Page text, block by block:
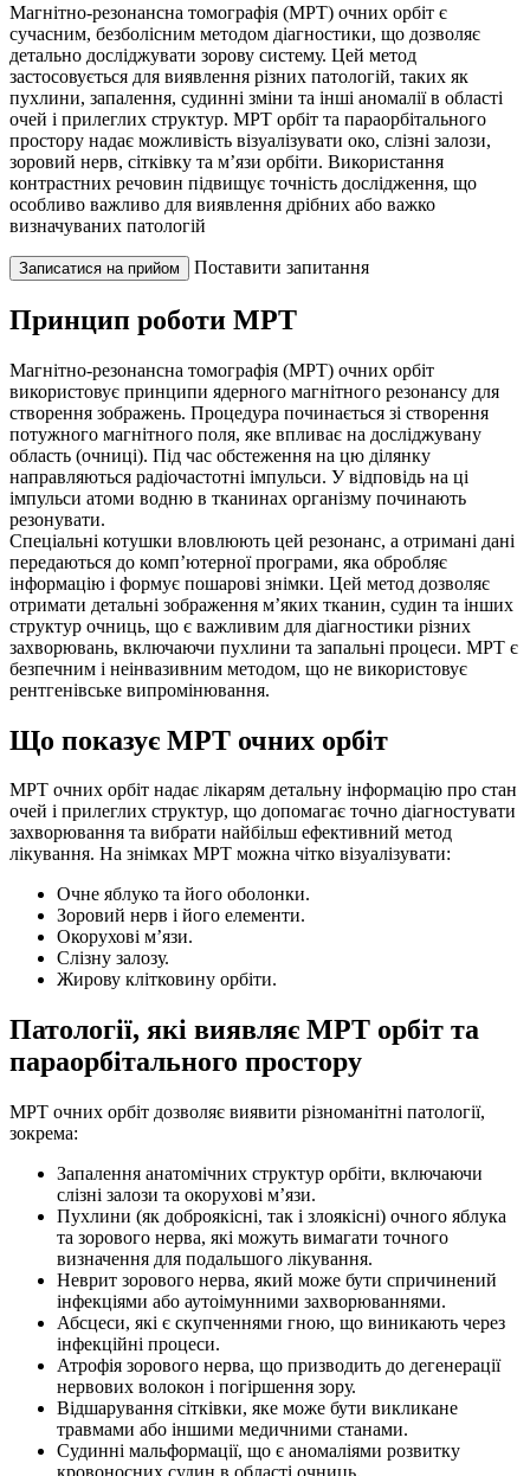
Магнітно-резонансна томографія (МРТ) очних орбіт є
сучасним, безболісним методом діагностики, що дозволяє
детально досліджувати зорову систему. Цей метод
застосовується для виявлення різних патологій, таких як
пухлини, запалення, судинні зміни та інші аномалії в області
очей і прилеглих структур. МРТ орбіт та параорбітального
простору надає можливість візуалізувати око, слізні залози,
зоровий нерв, сітківку та м’язи орбіти. Використання
контрастних речовин підвищує точність дослідження, що
особливо важливо для виявлення дрібних або важко
визначуваних патологій
Записатися на прийом Поставити запитання
Принцип роботи МРТ
Магнітно-резонансна томографія (МРТ) очних орбіт
використовує принципи ядерного магнітного резонансу для
створення зображень. Процедура починається зі створення
потужного магнітного поля, яке впливає на досліджувану
область (очниці). Під час обстеження на цю ділянку
направляються радіочастотні імпульси. У відповідь на ці
імпульси атоми водню в тканинах організму починають
резонувати.
Спеціальні котушки вловлюють цей резонанс, а отримані дані
передаються до комп’ютерної програми, яка обробляє
інформацію і формує пошарові знімки. Цей метод дозволяє
отримати детальні зображення м’яких тканин, судин та інших
структур очниць, що є важливим для діагностики різних
захворювань, включаючи пухлини та запальні процеси. МРТ є
безпечним і неінвазивним методом, що не використовує
рентгенівське випромінювання.
Що показує МРТ очних орбіт
МРТ очних орбіт надає лікарям детальну інформацію про стан
очей і прилеглих структур, що допомагає точно діагностувати
захворювання та вибрати найбільш ефективний метод
лікування. На знімках МРТ можна чітко візуалізувати:
Очне яблуко та його оболонки.
Зоровий нерв і його елементи.
Окорухові м’язи.
Слізну залозу.
Жирову клітковину орбіти.
Патології, які виявляє МРТ орбіт та
параорбітального простору
МРТ очних орбіт дозволяє виявити різноманітні патології,
зокрема:
Запалення анатомічних структур орбіти, включаючи
слізні залози та окорухові м’язи.
Пухлини (як доброякісні, так і злоякісні) очного яблука
та зорового нерва, які можуть вимагати точного
визначення для подальшого лікування.
Неврит зорового нерва, який може бути спричинений
інфекціями або аутоімунними захворюваннями.
Абсцеси, які є скупченнями гною, що виникають через
інфекційні процеси.
Атрофія зорового нерва, що призводить до дегенерації
нервових волокон і погіршення зору.
Відшарування сітківки, яке може бути викликане
травмами або іншими медичними станами.
Судинні мальформації, що є аномаліями розвитку